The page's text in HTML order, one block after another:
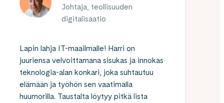
Johtaja, teollisuuden
digitalisaatio
Lapin lahja IT-maailmalle! Harri on
juuriensa velvoittamana sisukas ja innokas
teknologia-alan konkari, joka suhtautuu
elämään ja työhön sen vaatimalla
huumorilla. Taustalta löytyy pitkä lista